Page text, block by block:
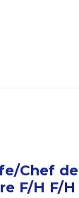
Chef de
F/H F/H